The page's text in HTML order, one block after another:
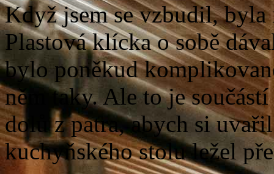
Když jsem se vzbudil, byla
Plastová klícka o sobě
bylo poněkud
něm taky. Ale to je
dolů z patra, abych si
kuchyňského stolu ležel